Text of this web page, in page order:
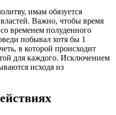
имам обязуется
Важно, чтобы время
временем полуденного
побывал хотя бы 1
в которой происходит
для каждого. Исключением
исходя из